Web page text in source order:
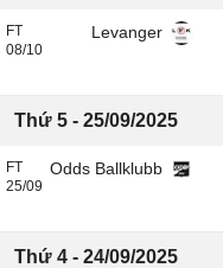
FT
08/10
Levanger
Thứ 5 - 25/09/2025
FT
25/09
Odds Ballklubb
Thứ 4 - 24/09/2025